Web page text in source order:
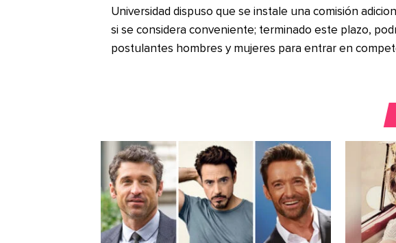
Universidad dispuso que se instale una comisión
si se considera conveniente; terminado este plazo,
postulantes hombres y mujeres para entrar en